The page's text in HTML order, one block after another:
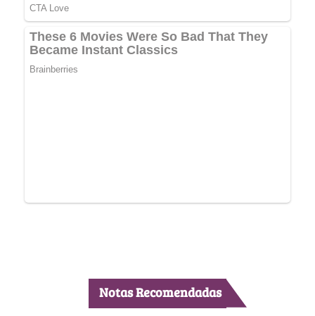
Notas Recomendadas